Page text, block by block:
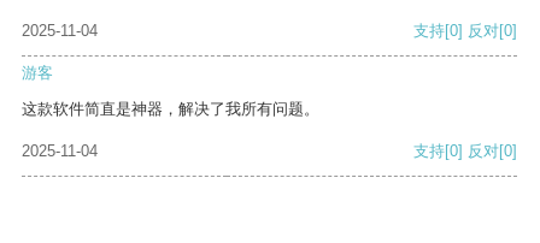
2025-11-04 支持[0] 反对[0]
游客
这款软件简直是神器，解决了我所有问题。
2025-11-04 支持[0] 反对[0]